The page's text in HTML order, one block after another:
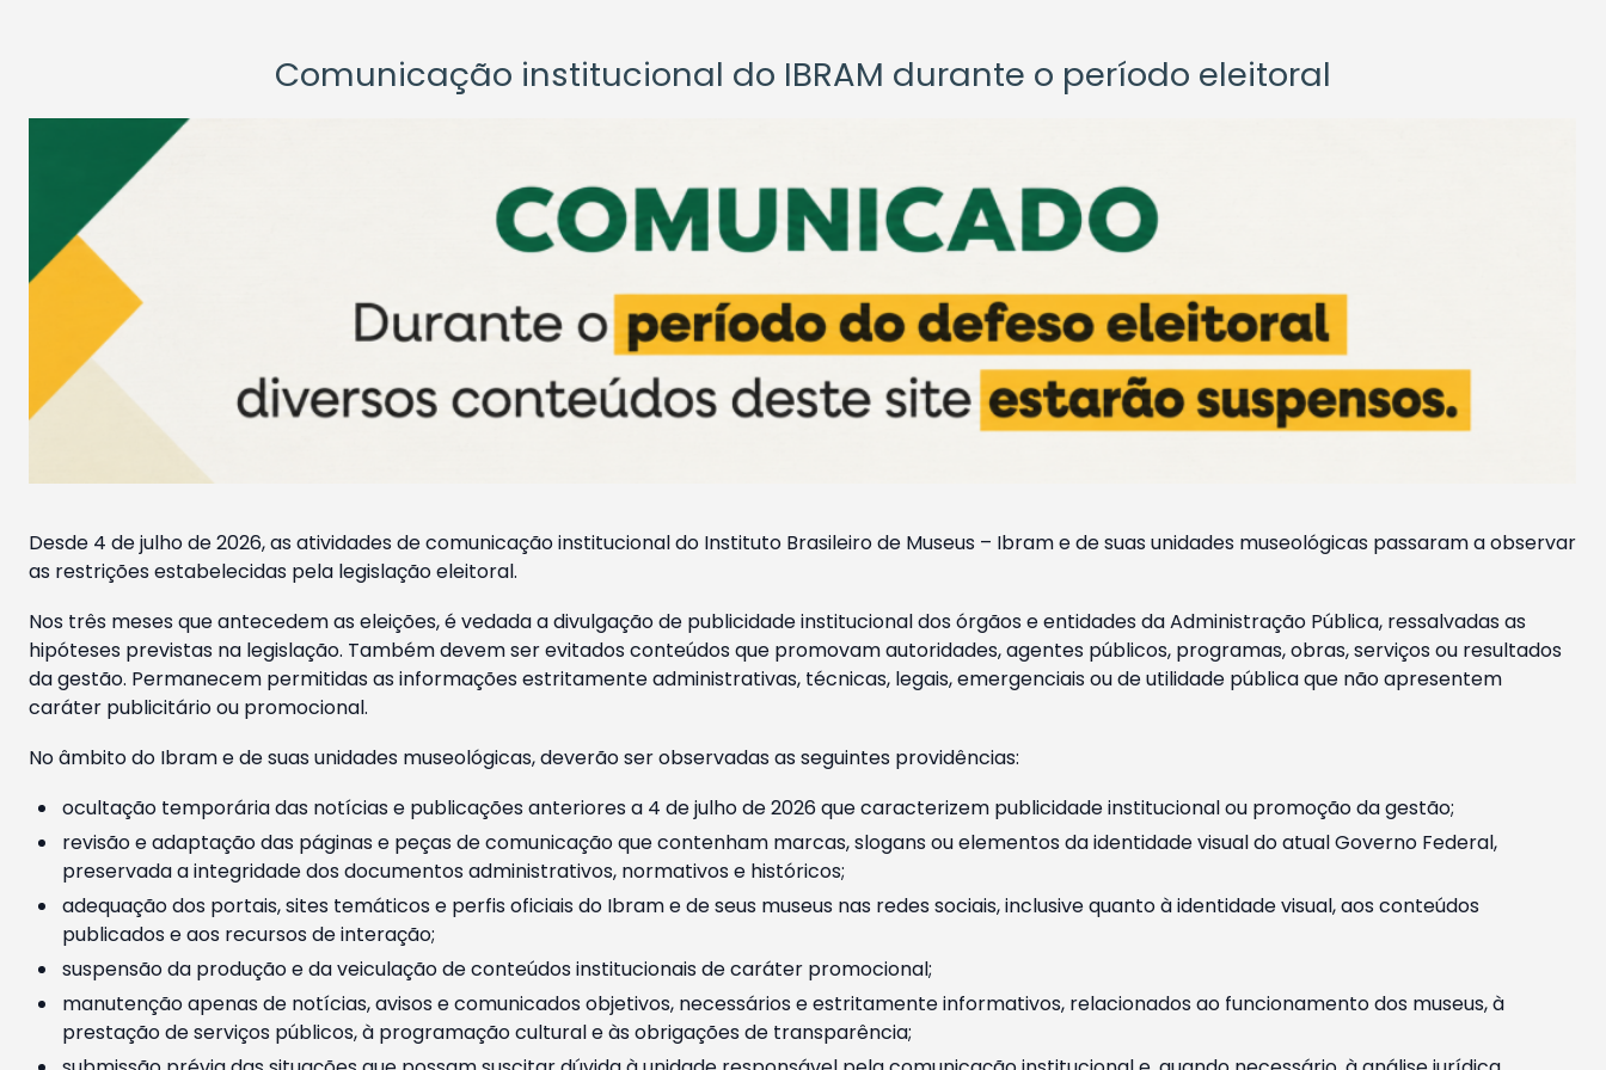
Comunicação institucional do IBRAM durante o período eleitoral
Desde 4 de julho de 2026, as atividades de comunicação institucional do Instituto Brasileiro de Museus – Ibram e de suas unidades museológicas passaram a observar
as restrições estabelecidas pela legislação eleitoral.
Nos três meses que antecedem as eleições, é vedada a divulgação de publicidade institucional dos órgãos e entidades da Administração Pública, ressalvadas as
hipóteses previstas na legislação. Também devem ser evitados conteúdos que promovam autoridades, agentes públicos, programas, obras, serviços ou resultados
da gestão. Permanecem permitidas as informações estritamente administrativas, técnicas, legais, emergenciais ou de utilidade pública que não apresentem
caráter publicitário ou promocional.
No âmbito do Ibram e de suas unidades museológicas, deverão ser observadas as seguintes providências:
ocultação temporária das notícias e publicações anteriores a 4 de julho de 2026 que caracterizem publicidade institucional ou promoção da gestão;
revisão e adaptação das páginas e peças de comunicação que contenham marcas, slogans ou elementos da identidade visual do atual Governo Federal,
preservada a integridade dos documentos administrativos, normativos e históricos;
adequação dos portais, sites temáticos e perfis oficiais do Ibram e de seus museus nas redes sociais, inclusive quanto à identidade visual, aos conteúdos
publicados e aos recursos de interação;
suspensão da produção e da veiculação de conteúdos institucionais de caráter promocional;
manutenção apenas de notícias, avisos e comunicados objetivos, necessários e estritamente informativos, relacionados ao funcionamento dos museus, à
prestação de serviços públicos, à programação cultural e às obrigações de transparência;